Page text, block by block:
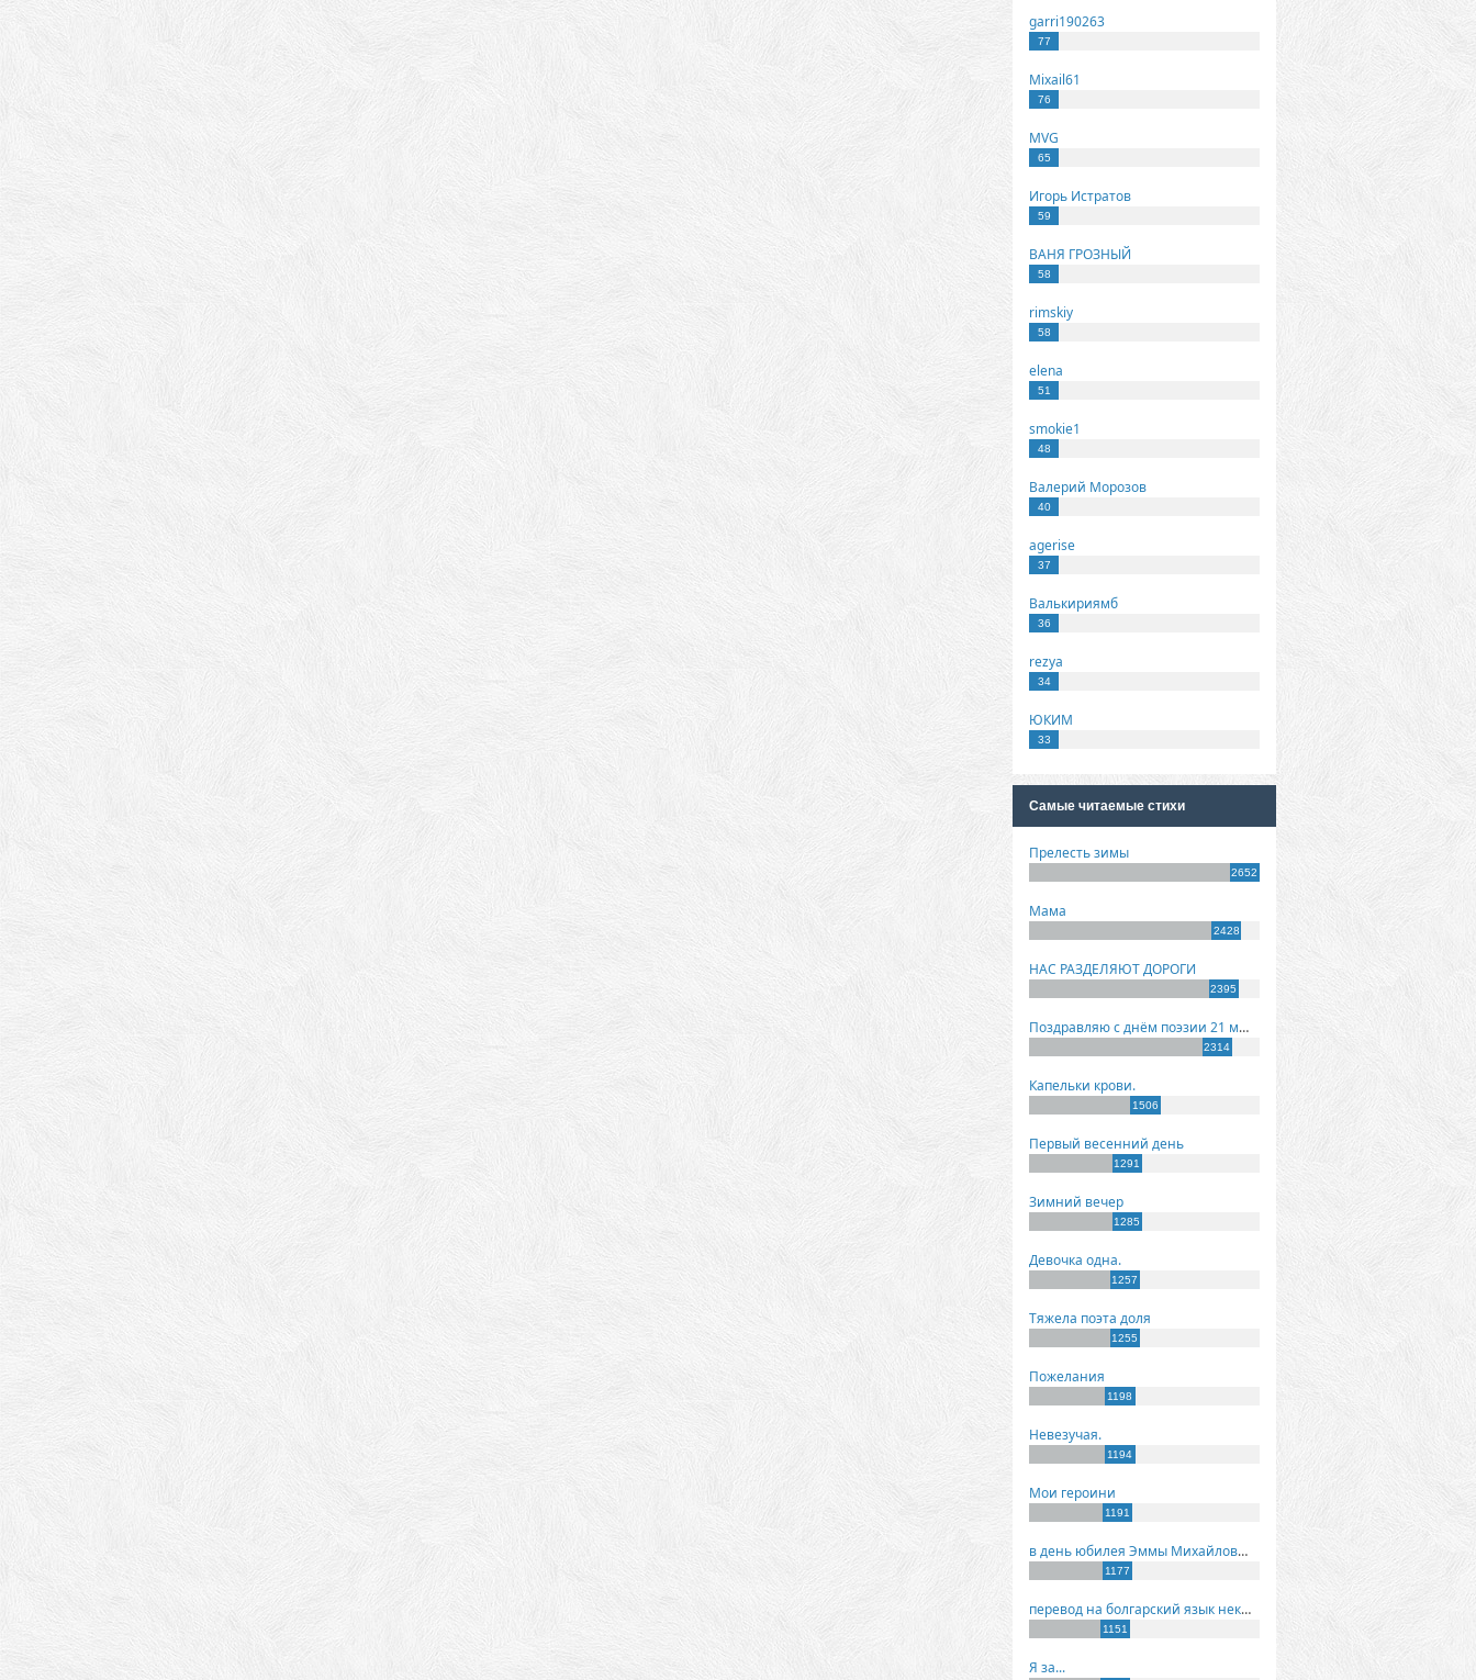
garri190263
77
Mixail61
76
MVG
65
Игорь Истратов
59
ВАНЯ ГРОЗНЫЙ
58
rimskiy
58
elena
51
smokie1
48
Валерий Морозов
40
agerise
37
Валькириямб
36
rezya
34
ЮКИМ
33
Самые читаемые стихи
Прелесть зимы
2652
Мама
2428
НАС РАЗДЕЛЯЮТ ДОРОГИ
2395
Поздравляю с днём поэзии 21 марта!
2314
Капельки крови.
1506
Первый весенний день
1291
Зимний вечер
1285
Девочка одна.
1257
Тяжела поэта доля
1255
Пожелания
1198
Невезучая.
1194
Мои героини
1191
в день юбилея Эммы Михайловны Киселевой
1177
перевод на болгарский язык некоторых моих стихов
1151
Я за...